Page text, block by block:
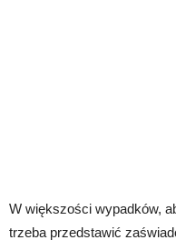
W większości wypadków,
trzeba przedstawić